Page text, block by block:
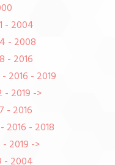
- 2004
- 2008
- 2016
2016 - 2019
- 2019 ->
- 2016
2016 - 2018
2019 ->